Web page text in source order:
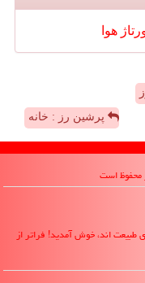
هوا
پرشین رز : خانه
طبیعت اند، خوش آمدید! فراتر از